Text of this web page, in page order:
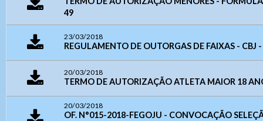
49
23/03/2018
REGULAMENTO DE OUTORGAS DE FAIXAS - CBJ
20/03/2018
TERMO DE AUTORIZAÇÃO ATLETA MAIOR 18
20/03/2018
OF. N°015-2018-FEGOJU - CONVOCAÇÃO